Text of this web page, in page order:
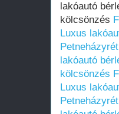
lakóautó
kölcsönzés
Luxus
lakóautó
kölcsönzés
Luxus